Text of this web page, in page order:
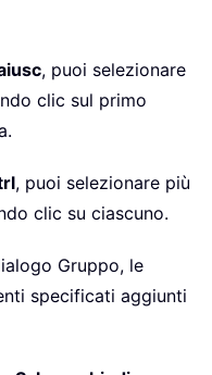
, puoi selezionare
clic sul primo
, puoi selezionare più
clic su ciascuno.
Gruppo, le
specificati aggiunti